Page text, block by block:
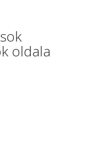
oldala